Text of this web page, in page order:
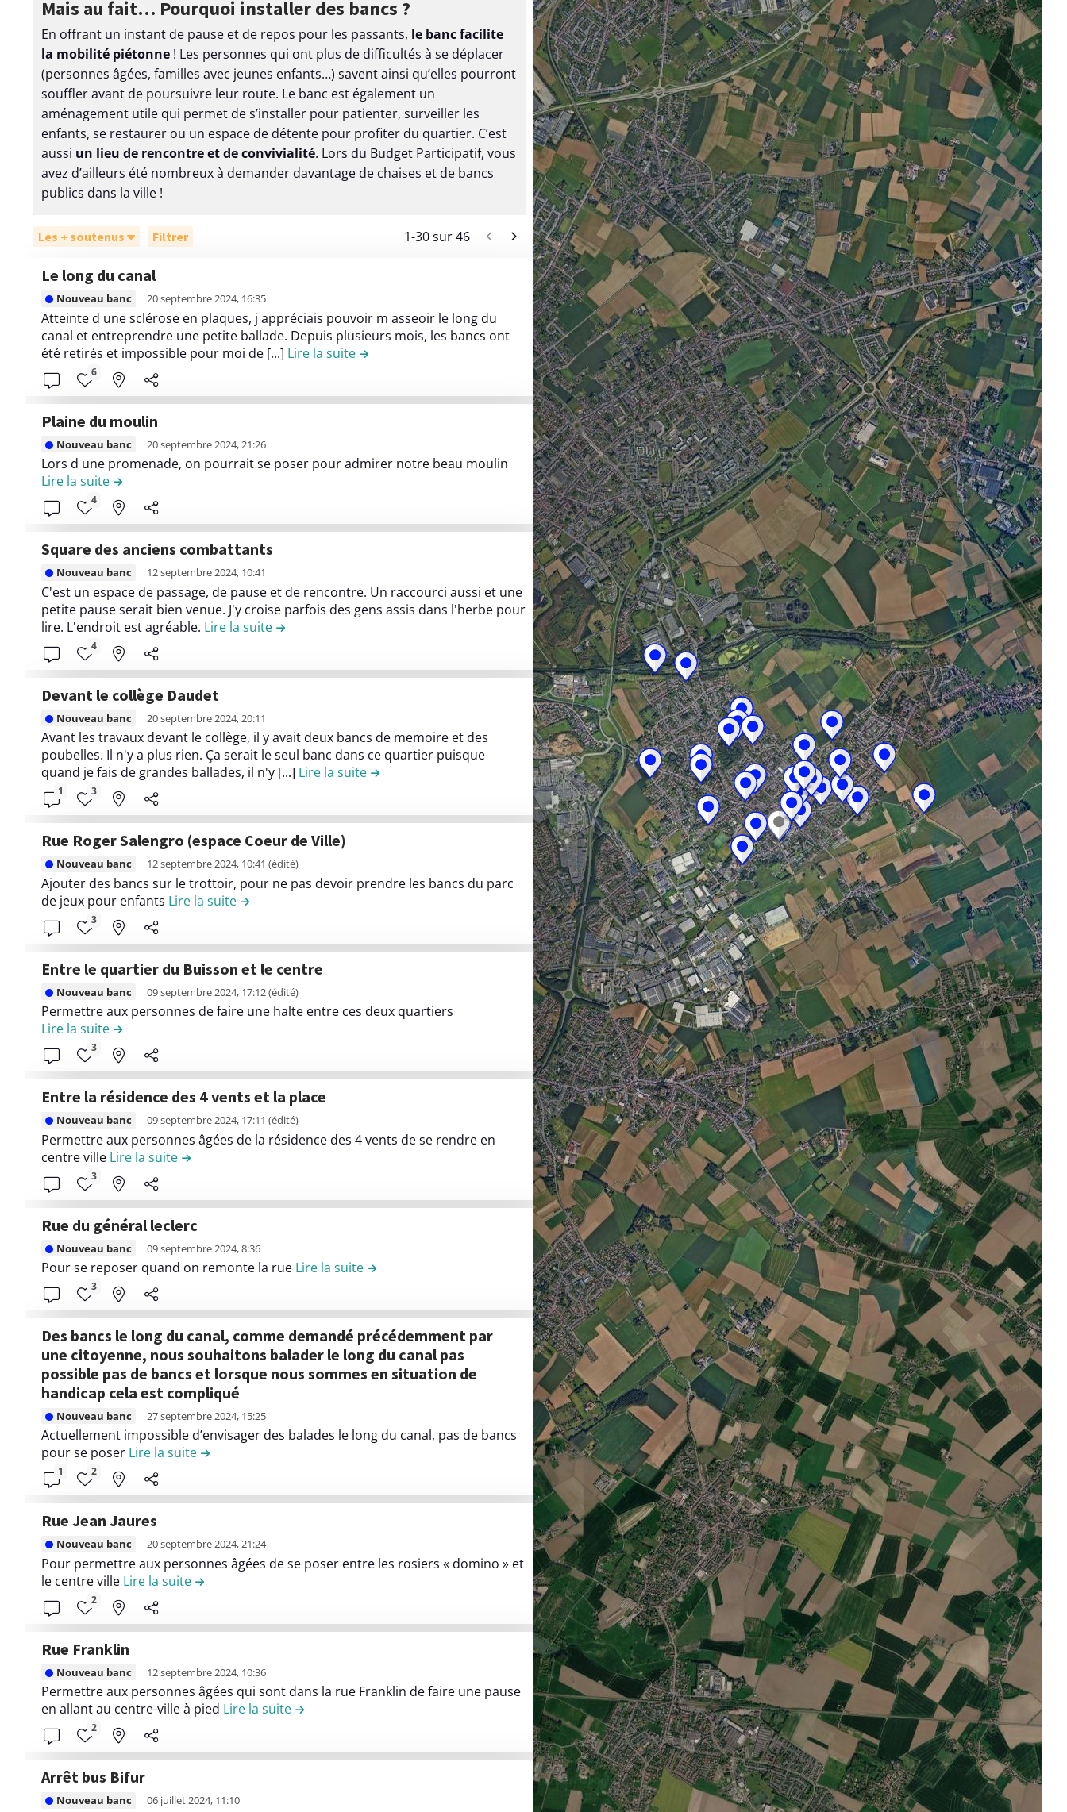
Mais au fait… Pourquoi installer des bancs ?
En offrant un instant de pause et de repos pour les passants, le banc facilite
la mobilité piétonne ! Les personnes qui ont plus de difficultés à se déplacer
(personnes âgées, familles avec jeunes enfants…) savent ainsi qu’elles pourront
souffler avant de poursuivre leur route. Le banc est également un
aménagement utile qui permet de s’installer pour patienter, surveiller les
enfants, se restaurer ou un espace de détente pour profiter du quartier. C’est
aussi un lieu de rencontre et de convivialité. Lors du Budget Participatif, vous
avez d’ailleurs été nombreux à demander davantage de chaises et de bancs
publics dans la ville !
Les + soutenus Filtrer 1-30sur46 Previous
Next
Le long du canal
L
i
r
e
l
e
o
n
t
e
n
u
d
e
a
c
o
n
r
b
u
t
i
o
L
e
l
o
n
g
d
u
c
a
n
a
Nouveau banc 20 septembre 2024, 16:35
Atteinte d une sclérose en plaques, j appréciais pouvoir m asseoir le long du
canal et entreprendre une petite ballade. Depuis plusieurs mois, les bancs ont
été retirés et impossible pour moi de [...] Lire la suite de la contribution Le long du canal
6
Plaine du moulin
L
i
r
e
l
c
o
n
t
e
n
u
d
e
a
c
o
n
r
b
u
t
i
n
P
l
a
i
n
e
d
u
m
o
u
i
Nouveau banc 20 septembre 2024, 21:26
Lors d une promenade, on pourrait se poser pour admirer notre beau moulin
Lire la suite de la contribution Plaine du moulin
4
Square des anciens combattants
L
i
r
e
l
e
o
n
t
e
n
u
e
a
c
o
n
r
b
u
t
i
n
S
q
u
a
r
e
d
e
s
a
c
i
e
n
c
o
m
b
t
t
a
n
t
s
Nouveau banc 12 septembre 2024, 10:41
C'est un espace de passage, de pause et de rencontre. Un raccourci aussi et une
petite pause serait bien venue. J'y croise parfois des gens assis dans l'herbe pour
lire. L'endroit est agréable. Lire la suite de la contribution Square des anciens combattants
4
Devant le collège Daudet
L
i
r
e
l
e
o
n
t
e
n
u
d
e
a
c
o
t
r
i
b
t
o
n
D
e
v
n
t
l
e
c
o
l
l
è
g
e
D
a
u
d
t
Nouveau banc 20 septembre 2024, 20:11
Avant les travaux devant le collège, il y avait deux bancs de memoire et des
poubelles. Il n'y a plus rien. Ça serait le seul banc dans ce quartier puisque
quand je fais de grandes ballades, il n'y [...] Lire la suite de la contribution Devant le collège Daudet
1 3
Rue Roger Salengro (espace Coeur de Ville)
L
i
r
e
l
c
o
n
t
e
n
u
d
e
l
a
c
n
t
r
i
b
t
i
o
n
R
u
e
R
o
e
r
S
a
l
e
n
g
r
o
(
e
p
a
Nouveau banc 12 septembre 2024, 10:41(édité)
Ajouter des bancs sur le trottoir, pour ne pas devoir prendre les bancs du parc
de jeux pour enfants Lire la suite de la contribution Rue Roger Salengro (espace Coeur de Ville)
3
Entre le quartier du Buisson et le centre
L
i
r
e
l
c
o
n
t
e
n
u
d
e
l
a
o
n
t
r
b
u
t
i
n
E
n
t
r
e
e
q
u
a
r
i
e
r
Nouveau banc 09 septembre 2024, 17:12(édité)
Permettre aux personnes de faire une halte entre ces deux quartiers
Lire la suite de la contribution Entre le quartier du Buisson et le centre
3
Entre la résidence des 4 vents et la place
L
i
r
e
l
c
o
n
t
e
u
d
e
l
a
c
o
n
r
b
u
t
i
n
E
n
t
r
e
a
r
Nouveau banc 09 septembre 2024, 17:11(édité)
Permettre aux personnes âgées de la résidence des 4 vents de se rendre en
centre ville Lire la suite de la contribution Entre la résidence des 4 vents et la place
3
rue du général leclerc
L
i
r
e
e
c
o
n
t
e
n
u
d
l
a
c
o
n
r
b
u
t
i
n
r
Nouveau banc 09 septembre 2024, 8:36
Pour se reposer quand on remonte la rue Lire la suite de la contribution rue du général leclerc
3
Des bancs le long du canal, comme demandé précédemment par
une citoyenne, nous souhaitons balader le long du canal pas
possible pas de bancs et lorsque nous sommes en situation de
handicap cela est compliqué
L
i
r
e
l
c
o
n
t
e
n
u
d
e
l
a
c
n
t
Nouveau banc 27 septembre 2024, 15:25
Actuellement impossible d’envisager des balades le long du canal, pas de bancs
pour se poser Lire la suite de la contribution Des bancs le long du canal, comme demandé précédemment par une citoyenne, nous souhaitons balader le long du canal
1 2
Rue Jean Jaures
L
i
r
e
l
c
o
n
t
e
n
u
d
e
Nouveau banc 20 septembre 2024, 21:24
Pour permettre aux personnes âgées de se poser entre les rosiers « domino » et
le centre ville Lire la suite de la contribution Rue Jean Jaures
2
Rue Franklin
L
i
r
e
l
c
o
Nouveau banc 12 septembre 2024, 10:36
Permettre aux personnes âgées qui sont dans la rue Franklin de faire une pause
en allant au centre-ville à pied Lire la suite de la contribution Rue Franklin
2
Arrêt bus Bifur
L Nouveau banc 06 juillet 2024, 11:10